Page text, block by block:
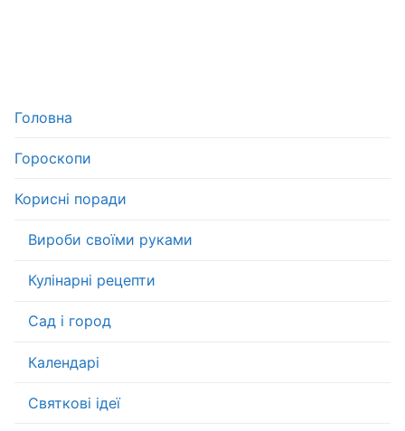
Головна
Гороскопи
Корисні поради
Вироби своїми руками
Кулінарні рецепти
Сад і город
Календарі
Святкові ідеї